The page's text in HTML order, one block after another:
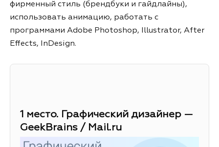
фирменный стиль (брендбуки и гайдлайны),
использовать анимацию, работать с
программами Adobe Photoshop, Illustrator, After
Effects, InDesign.
1 место. Графический дизайнер —
GeekBrains / Mail.ru